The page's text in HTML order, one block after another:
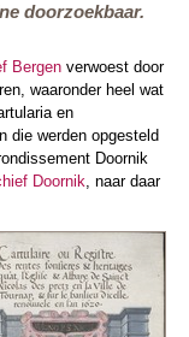
doorzoekbaar.
Bergenverwoest door
waaronder heel wat
en
die werden opgesteld
Doornik
Doornik, naar daar